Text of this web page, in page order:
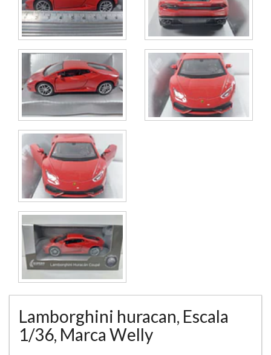
Lamborghini huracan, Escala
1/36, Marca Welly